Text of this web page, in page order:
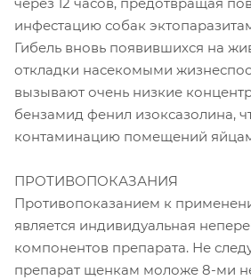
через 12 часов, предотвращая
инфестацию собак
Гибель вновь появившихся на
откладки насекомыми
вызывают очень низкие
бензамид фенил изоксазолина,
контаминацию помещений
ПРОТИВОПОКАЗАНИЯ
Противопоказанием к
является индивидуальная
компонентов препарата. Не
препарат щенкам моложе 8-ми